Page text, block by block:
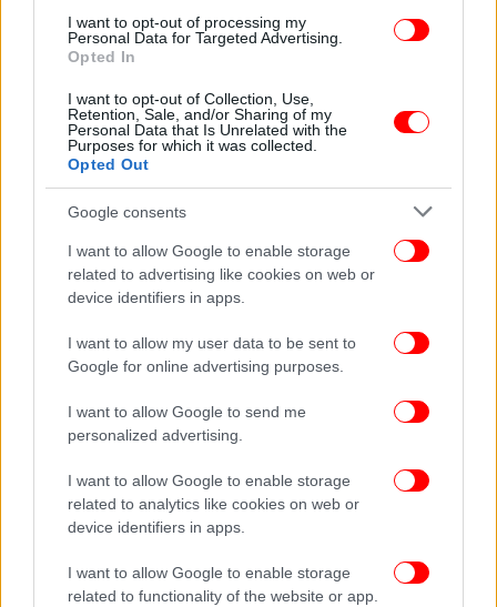
I want to opt-out of processing my
Personal Data for Targeted Advertising.
Opted In
I want to opt-out of Collection, Use,
Retention, Sale, and/or Sharing of my
Personal Data that Is Unrelated with the
Purposes for which it was collected.
Opted Out
Google consents
I want to allow Google to enable storage
related to advertising like cookies on web or
device identifiers in apps.
I want to allow my user data to be sent to
Google for online advertising purposes.
I want to allow Google to send me
personalized advertising.
I want to allow Google to enable storage
related to analytics like cookies on web or
device identifiers in apps.
I want to allow Google to enable storage
related to functionality of the website or app.